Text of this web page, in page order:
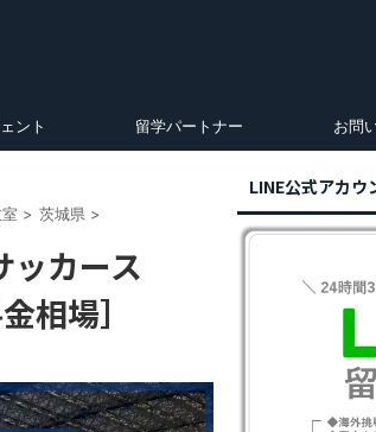
ント 留学パートナー お問
> 茨城県 >
ッカース
相場］
LINE公式アカウ